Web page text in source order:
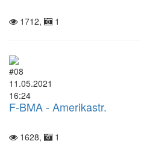
1712, 1
#08
11.05.2021
16:24
F-BMA - Amerikastr.
1628, 1